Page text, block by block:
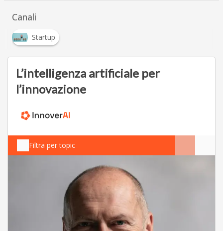
Canali
Startup
L’intelligenza artificiale per
l’innovazione
Filtra per topic